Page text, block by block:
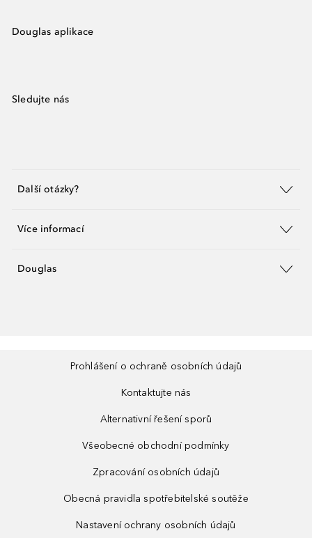
Douglas aplikace
Sledujte nás
Další otázky?
Více informací
Douglas
Prohlášení o ochraně osobních údajů
Kontaktujte nás
Alternativní řešení sporů
Všeobecné obchodní podmínky
Zpracování osobních údajů
Obecná pravidla spotřebitelské soutěže
Nastavení ochrany osobních údajů